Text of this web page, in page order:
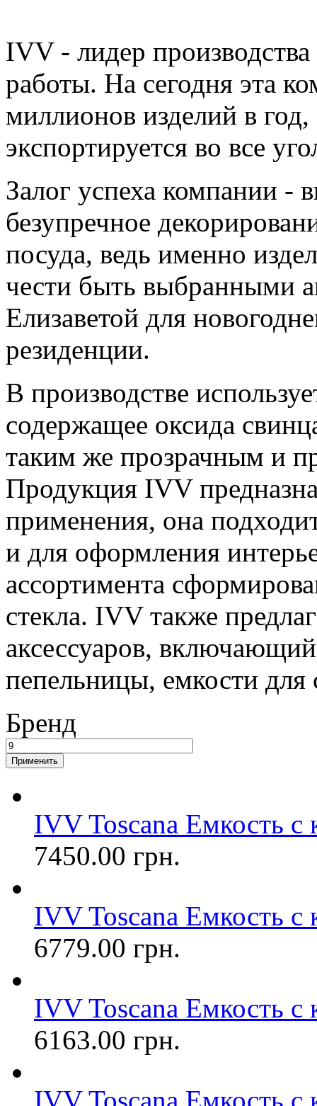
IVV - лидер производства
работы. На сегодня эта
миллионов изделий в
экспортируется во все
Залог успеха компании -
безупречное
посуда, ведь именно
чести быть выбранными
Елизаветой для
резиденции.
В производстве
содержащее оксида
таким же прозрачным и
Продукция IVV
применения, она
и для оформления
ассортимента
стекла. IVV также
аксессуаров,
пепельницы, емкости для
Бренд
IVV Toscana Емкость
7450.00 грн.
IVV Toscana Емкость
6779.00 грн.
IVV Toscana Емкость
6163.00 грн.
IVV Toscana Емкость